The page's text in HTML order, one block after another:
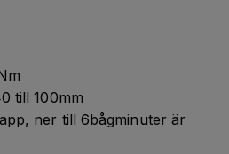
till 100mm
ner till 6bågminuter är